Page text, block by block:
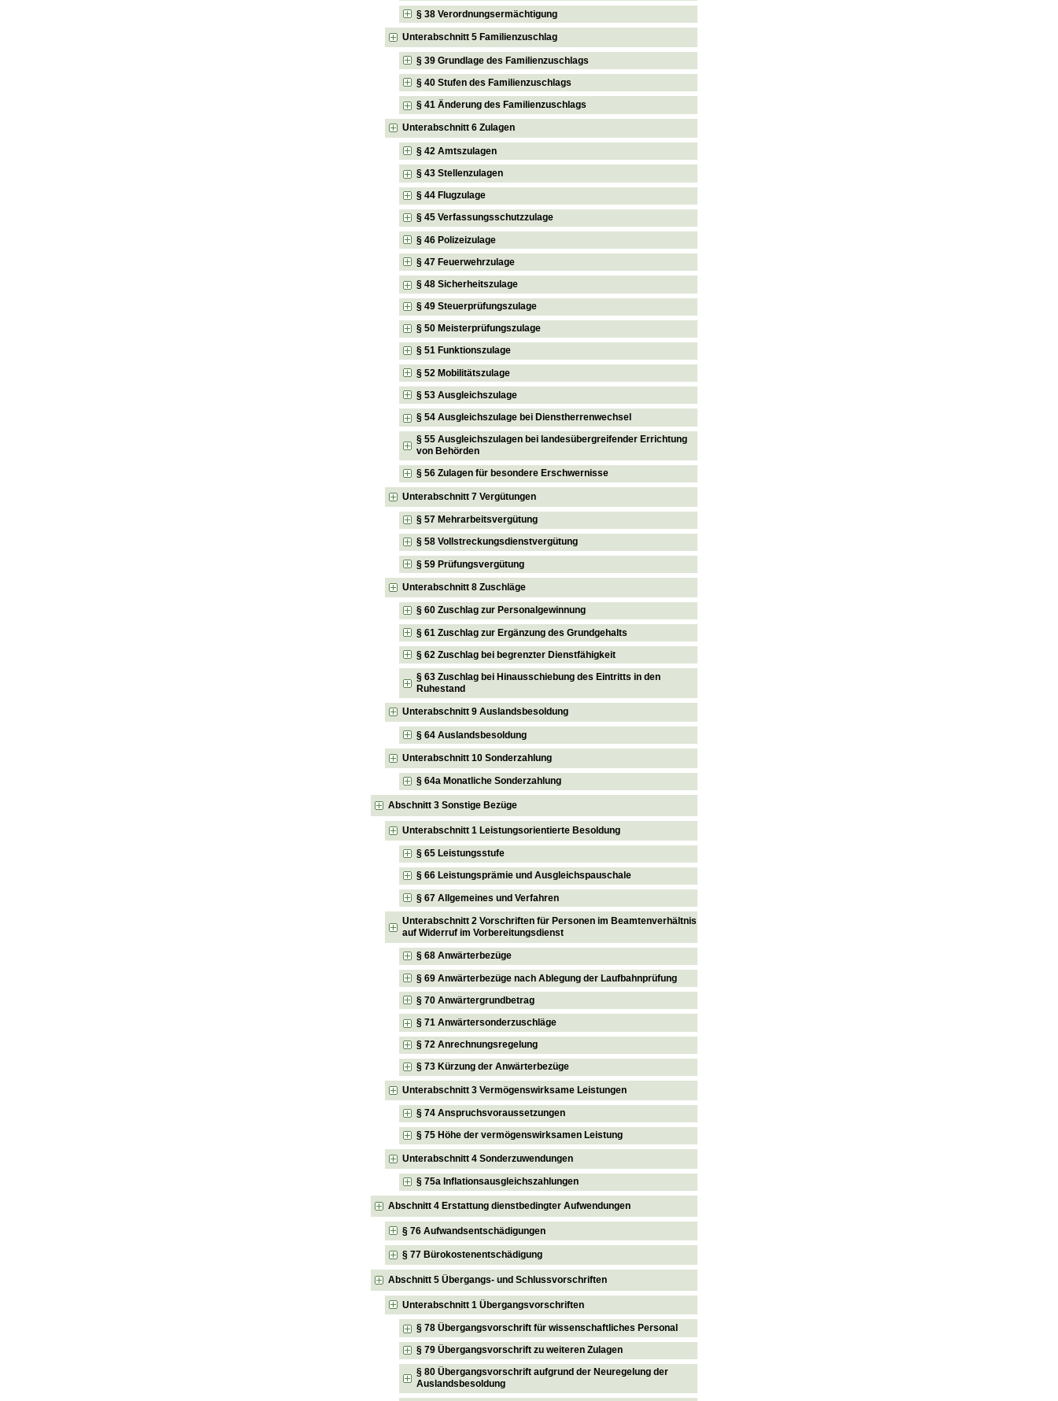
§ 38 Verordnungsermächtigung
Unterabschnitt 5 Familienzuschlag
§ 39 Grundlage des Familienzuschlags
§ 40 Stufen des Familienzuschlags
§ 41 Änderung des Familienzuschlags
Unterabschnitt 6 Zulagen
§ 42 Amtszulagen
§ 43 Stellenzulagen
§ 44 Flugzulage
§ 45 Verfassungsschutzzulage
§ 46 Polizeizulage
§ 47 Feuerwehrzulage
§ 48 Sicherheitszulage
§ 49 Steuerprüfungszulage
§ 50 Meisterprüfungszulage
§ 51 Funktionszulage
§ 52 Mobilitätszulage
§ 53 Ausgleichszulage
§ 54 Ausgleichszulage bei Dienstherrenwechsel
§ 55 Ausgleichszulagen bei landesübergreifender Errichtung
von Behörden
§ 56 Zulagen für besondere Erschwernisse
Unterabschnitt 7 Vergütungen
§ 57 Mehrarbeitsvergütung
§ 58 Vollstreckungsdienstvergütung
§ 59 Prüfungsvergütung
Unterabschnitt 8 Zuschläge
§ 60 Zuschlag zur Personalgewinnung
§ 61 Zuschlag zur Ergänzung des Grundgehalts
§ 62 Zuschlag bei begrenzter Dienstfähigkeit
§ 63 Zuschlag bei Hinausschiebung des Eintritts in den
Ruhestand
Unterabschnitt 9 Auslandsbesoldung
§ 64 Auslandsbesoldung
Unterabschnitt 10 Sonderzahlung
§ 64a Monatliche Sonderzahlung
Abschnitt 3 Sonstige Bezüge
Unterabschnitt 1 Leistungsorientierte Besoldung
§ 65 Leistungsstufe
§ 66 Leistungsprämie und Ausgleichspauschale
§ 67 Allgemeines und Verfahren
Unterabschnitt 2 Vorschriften für Personen im Beamtenverhältnis
auf Widerruf im Vorbereitungsdienst
§ 68 Anwärterbezüge
§ 69 Anwärterbezüge nach Ablegung der Laufbahnprüfung
§ 70 Anwärtergrundbetrag
§ 71 Anwärtersonderzuschläge
§ 72 Anrechnungsregelung
§ 73 Kürzung der Anwärterbezüge
Unterabschnitt 3 Vermögenswirksame Leistungen
§ 74 Anspruchsvoraussetzungen
§ 75 Höhe der vermögenswirksamen Leistung
Unterabschnitt 4 Sonderzuwendungen
§ 75a Inflationsausgleichszahlungen
Abschnitt 4 Erstattung dienstbedingter Aufwendungen
§ 76 Aufwandsentschädigungen
§ 77 Bürokostenentschädigung
Abschnitt 5 Übergangs- und Schlussvorschriften
Unterabschnitt 1 Übergangsvorschriften
§ 78 Übergangsvorschrift für wissenschaftliches Personal
§ 79 Übergangsvorschrift zu weiteren Zulagen
§ 80 Übergangsvorschrift aufgrund der Neuregelung der
Auslandsbesoldung